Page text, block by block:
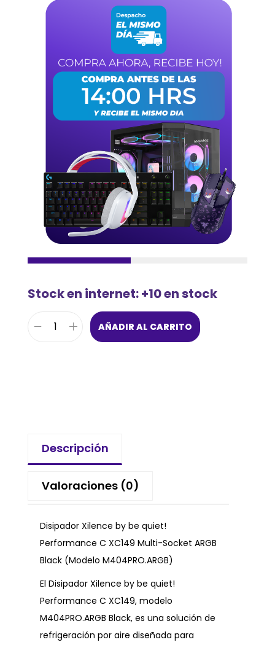
Stock en internet: +10 en stock
AÑADIR AL CARRITO
Descripción
Valoraciones (0)
Disipador Xilence by be quiet!
Performance C XC149 Multi-Socket ARGB
Black (Modelo M404PRO.ARGB)
El Disipador Xilence by be quiet!
Performance C XC149, modelo
M404PRO.ARGB Black, es una solución de
refrigeración por aire diseñada para